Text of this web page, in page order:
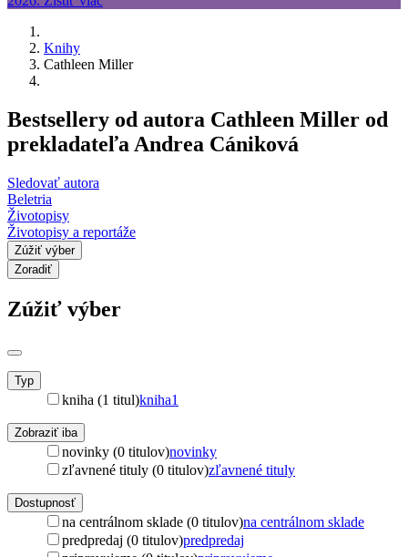
Knihy
Cathleen Miller
Bestsellery od autora Cathleen Miller od
prekladateľa Andrea Cániková
Sledovať autora
Beletria
Životopisy
Životopisy a reportáže
Zúžiť výber
Zoradiť
Zúžiť výber
Typ
kniha (1 titul)kniha1
Zobraziť iba
novinky (0 titulov)novinky
zľavnené tituly (0 titulov)zľavnené tituly
Dostupnosť
na centrálnom sklade (0 titulov)na centrálnom sklade
predpredaj (0 titulov)predpredaj